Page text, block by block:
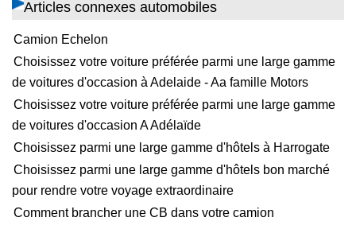
Articles connexes automobiles
Camion Echelon
Choisissez votre voiture préférée parmi une large gamme
de voitures d'occasion à Adelaide - Aa famille Motors
Choisissez votre voiture préférée parmi une large gamme
de voitures d'occasion A Adélaïde
Choisissez parmi une large gamme d'hôtels à Harrogate
Choisissez parmi une large gamme d'hôtels bon marché
pour rendre votre voyage extraordinaire
Comment brancher une CB dans votre camion